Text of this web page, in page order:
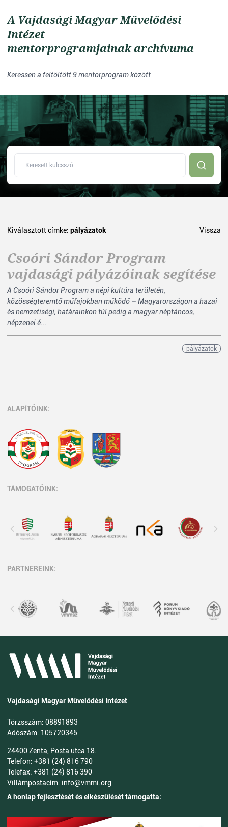
A Vajdasági Magyar Művelődési
Intézet
mentorprogramjainak archívuma
Keressen a feltöltött 9 mentorprogram között
Kiválasztott címke: pályázatok Vissza
Csoóri Sándor Program
vajdasági pályázóinak segítése
A Csoóri Sándor Program a népi kultúra területén,
közösségteremtő műfajokban működő – Magyarországon a hazai
és nemzetiségi, határainkon túl pedig a magyar néptáncos,
népzenei é...
pályázatok
ALAPÍTÓINK:
TÁMOGATÓINK:
PARTNEREINK:
Vajdasági Magyar Művelődési Intézet
Törzsszám: 08891893
Adószám: 105720345
24400 Zenta, Posta utca 18.
Telefon: +381 (24) 816 790
Telefax: +381 (24) 816 390
Villámpostacím: info@vmmi.org
A honlap fejlesztését és elkészülését támogatta: